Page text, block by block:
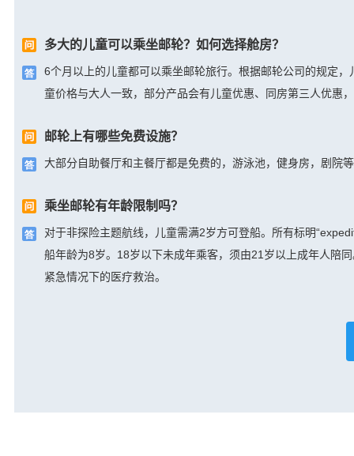
多大的儿童可以乘坐邮轮？如何选择舱房？
6个月以上的儿童都可以乘坐邮轮旅行。根据邮轮公司的规定
童价格与大人一致，部分产品会有儿童优惠、同房第三人优惠
邮轮上有哪些免费设施？
大部分自助餐厅和主餐厅都是免费的，游泳池，健身房，剧院
乘坐邮轮有年龄限制吗？
对于非探险主题航线，儿童需满2岁方可登船。所有标明
船年龄为8岁。18岁以下未成年乘客，须由21岁以上成年人陪
紧急情况下的医疗救治。